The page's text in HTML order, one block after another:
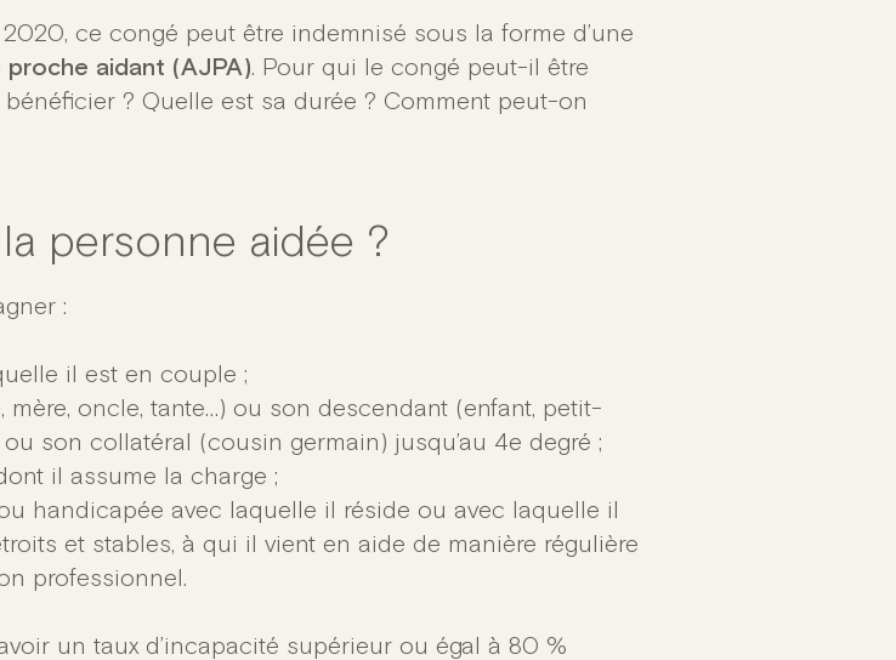
ce congé peut être indemnisé sous la forme d’une
aidant (AJPA). Pour qui le congé peut-il être
? Quelle est sa durée ? Comment peut-on
personne aidée ?
:
il est en couple ;
mère, oncle, tante…) ou son descendant (enfant, petit-
ou son collatéral (cousin germain) jusqu’au 4e degré ;
il assume la charge ;
handicapée avec laquelle il réside ou avec laquelle il
et stables, à qui il vient en aide de manière régulière
professionnel.
un taux d’incapacité supérieur ou égal à 80 %